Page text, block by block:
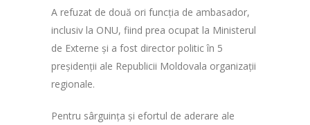
A refuzat de două ori funcția de ambasador,
inclusiv la ONU, fiind prea ocupat la Ministerul
de Externe și a fost director politic în 5
preșidenții ale Republicii Moldovala organizații
regionale.
Pentru sârguința și efortul de aderare ale